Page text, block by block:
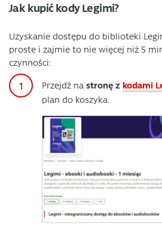
Jak kupić kody Legimi?
Uzyskanie dostępu do biblioteki
proste i zajmie to nie więcej niż 5
czynności:
Przejdź na stronę z kodami
plan do koszyka.